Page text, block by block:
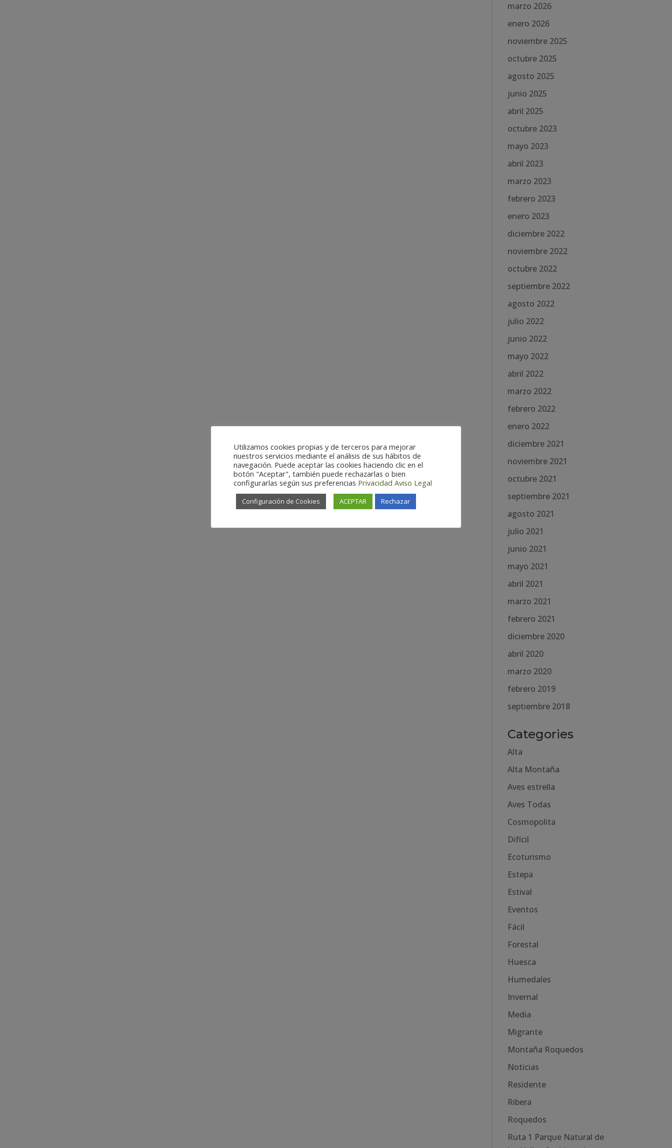
marzo 2026
enero 2026
noviembre 2025
octubre 2025
agosto 2025
junio 2025
abril 2025
octubre 2023
mayo 2023
abril 2023
marzo 2023
febrero 2023
enero 2023
diciembre 2022
noviembre 2022
octubre 2022
septiembre 2022
agosto 2022
julio 2022
junio 2022
mayo 2022
abril 2022
marzo 2022
febrero 2022
enero 2022
diciembre 2021
noviembre 2021
octubre 2021
septiembre 2021
agosto 2021
julio 2021
junio 2021
mayo 2021
abril 2021
marzo 2021
febrero 2021
diciembre 2020
abril 2020
marzo 2020
febrero 2019
septiembre 2018
Categories
Alta
Alta Montaña
Aves estrella
Aves Todas
Cosmopolita
Difícil
Ecoturismo
Estepa
Estival
Eventos
Fácil
Forestal
Huesca
Humedales
Invernal
Media
Migrante
Montaña Roquedos
Noticias
Residente
Ribera
Roquedos
Ruta 1 Parque Natural de
Utilizamos cookies propias y de terceros para mejorar
nuestros servicios mediante el análisis de sus hábitos de
navegación. Puede aceptar las cookies haciendo clic en el
botón "Aceptar", también puede rechazarlas o bien
configurarlas según sus preferencias Privacidad Aviso Legal
Configuración de Cookies ACEPTAR Rechazar